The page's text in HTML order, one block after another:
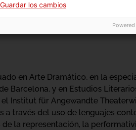
sobre herramientas digitales
Lo Pati, centro de arte de
Lyrique (París).
en Arte Dramático, en la
Barcelona, y en Estudios
Institut für Angewandte
través del uso de lenguajes
la representación, la
Guardar los cambios